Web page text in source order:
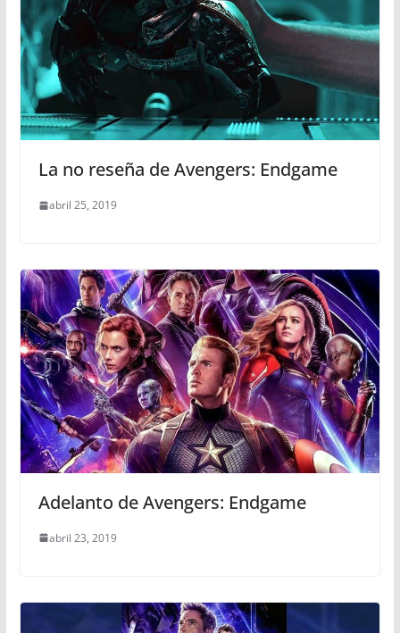
La no reseña de Avengers: Endgame
abril 25, 2019
Adelanto de Avengers: Endgame
abril 23, 2019